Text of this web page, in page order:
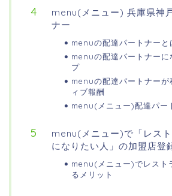
menu(メニュー) 兵庫県神
ナー
menuの配達パートナーと
menuの配達パートナーに
プ
menuの配達パートナーが
ィブ報酬
menu(メニュー)配達パー
menu(メニュー)で「レス
になりたい人」の加盟店登
menu(メニュー)でレスト
るメリット